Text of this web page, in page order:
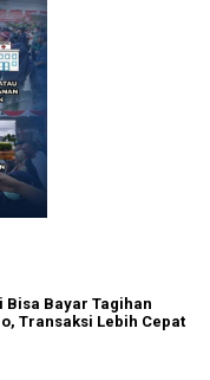
Bisa Bayar Tagihan
Transaksi Lebih Cepat